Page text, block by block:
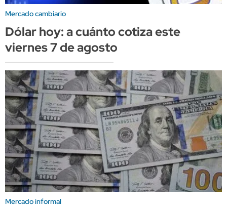
Mercado cambiario
Dólar hoy: a cuánto cotiza este
viernes 7 de agosto
Mercado informal